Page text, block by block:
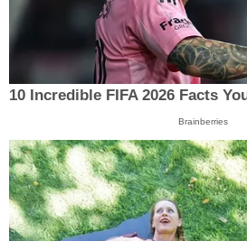
10 Incredible FIFA 2026 Facts
Brainberries